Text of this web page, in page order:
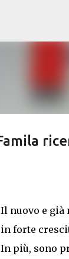
servizi
Il nuovo e già
in forte
In più, sono